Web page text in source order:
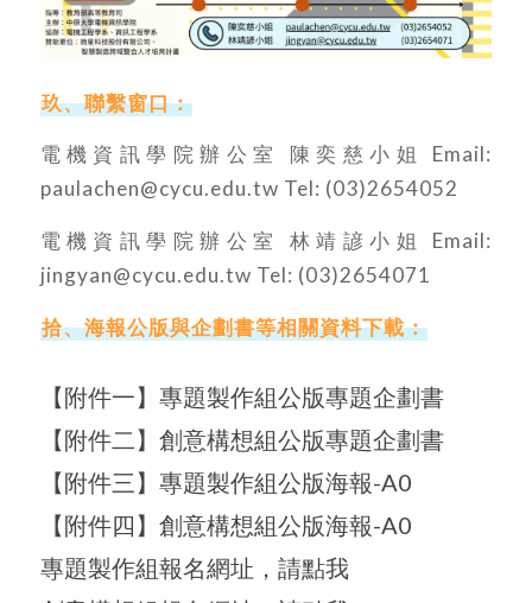
玖、聯繫窗口：
電機資訊學院辦公室 陳奕慈小姐 Email:
paulachen@cycu.edu.tw Tel: (03)2654052
電機資訊學院辦公室 林靖諺小姐 Email:
jingyan@cycu.edu.tw Tel: (03)2654071
拾、海報公版與企劃書等相關資料下載：
【附件一】專題製作組公版專題企劃書
【附件二】創意構想組公版專題企劃書
【附件三】專題製作組公版海報-A0
【附件四】創意構想組公版海報-A0
專題製作組報名網址，請點我